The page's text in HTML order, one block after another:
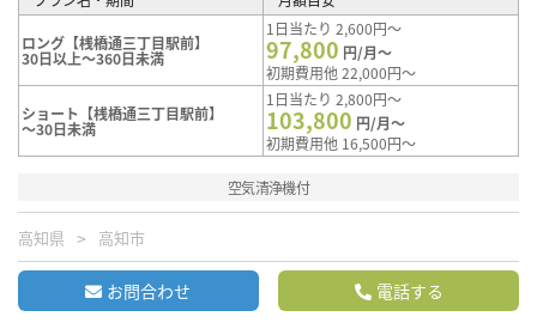
ロング【桟橋通三丁目駅前】
30日以上～360日未満
1日当たり 2,600円～
97,800 円/月～
初期費用他 22,000円～
ショート【桟橋通三丁目駅前】
～30日未満
1日当たり 2,800円～
103,800 円/月～
初期費用他 16,500円～
空気清浄機付
高知県 高知市
お問合わせ 電話する